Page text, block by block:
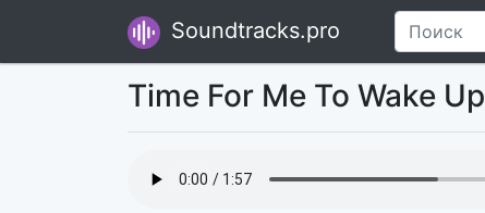
Soundtracks.pro
Time For Me To Wake Up